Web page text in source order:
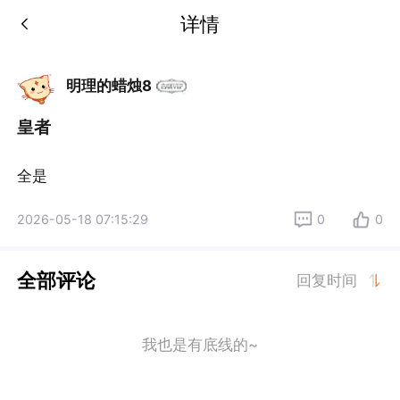
详情
明理的蜡烛8
皇者
全是
2026-05-18 07:15:29 0 0
全部评论 回复时间
我也是有底线的~